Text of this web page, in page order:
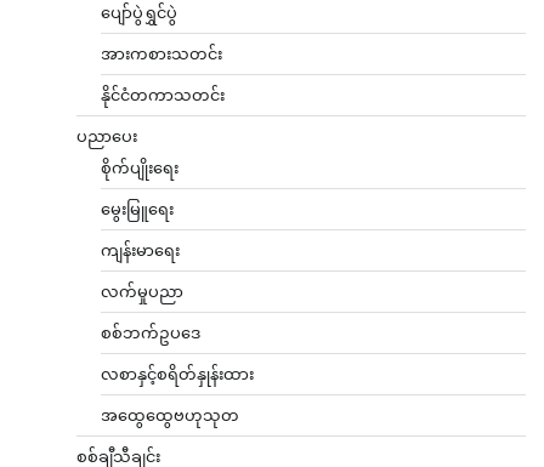
ပျော်ပွဲရွှင်ပွဲ
အားကစားသတင်း
နိုင်ငံတကာသတင်း
ပညာပေး
စိုက်ပျိုးရေး
မွေးမြူရေး
ကျန်းမာရေး
လက်မှုပညာ
စစ်ဘက်ဥပဒေ
လစာနှင့်စရိတ်နှုန်းထား
အထွေထွေဗဟုသုတ
စစ်ချီသီချင်း